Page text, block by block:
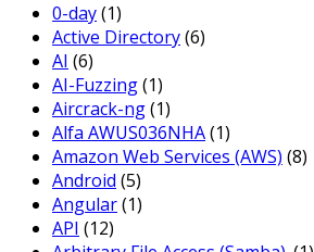
0-day(1)
Active Directory(6)
AI (6)
AI-Fuzzing(1)
Aircrack-ng(1)
Alfa AWUS036NHA(1)
Amazon Web Services (AWS) (8)
Android (5)
Angular(1)
API (12)